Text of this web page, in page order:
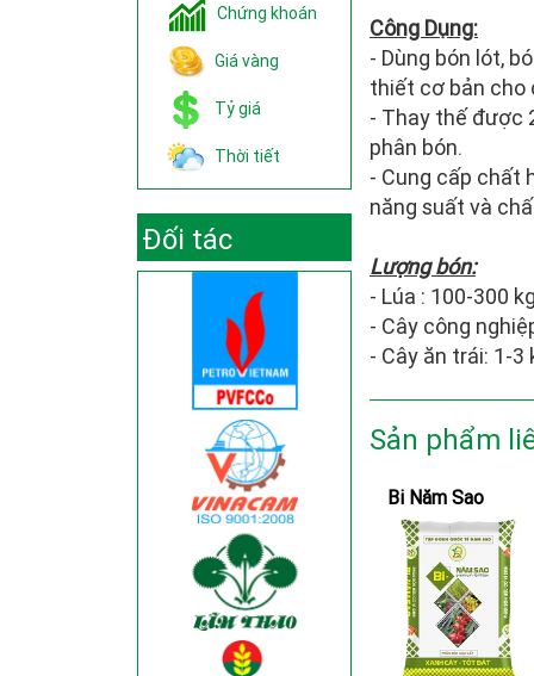
Chứng khoán
Giá vàng
Tỷ giá
Thời tiết
Đối tác
Công Dụng:
- Dùng bón lót,
thiết cơ bản cho
- Thay thế được
phân bón.
- Cung cấp chất
năng suất và
Lượng bón:
- Lúa : 100-300
- Cây công
- Cây ăn trái: 1-
Sản phẩm
Bi Năm Sao